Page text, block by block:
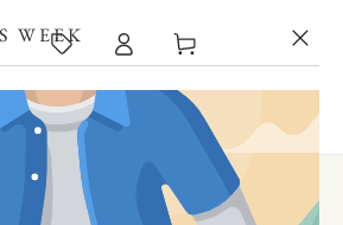
WEEK
ー
ト